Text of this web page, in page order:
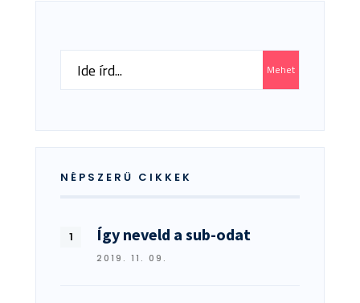
Search
Mehet
NÉPSZERŰ CIKKEK
Így neveld a sub-odat
2019. 11. 09.